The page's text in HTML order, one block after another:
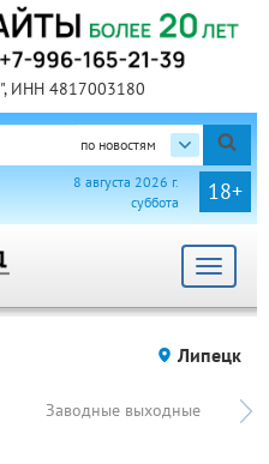
ИНН 4817003180
по новостям
18+
8 августа 2026 г.
суббота
Toggle
Липецк
Заводные выходные